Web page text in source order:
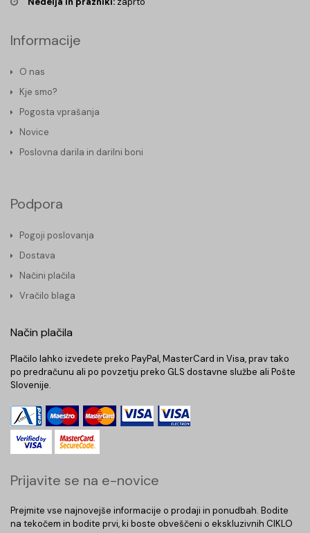
Informacije
O nas
Kje smo?
Pogosta vprašanja
Novice
Poslovna darila in darilni boni
Podpora
Pogoji poslovanja
Dostava
Načini plačila
Vračilo blaga
Način plačila
Plačilo lahko izvedete preko PayPal, MasterCard in Visa, prav tako
po predračunu ali po povzetju preko GLS dostavne službe ali Pošte
Slovenije.
Prijavite se na e-novice
Prejmite vse najnovejše informacije o prodaji in ponudbah. Bodite
na tekočem in bodite prvi, ki boste obveščeni o ekskluzivnih CIKLO